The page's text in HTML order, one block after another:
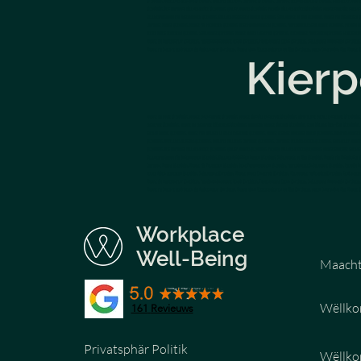
Workplace
Well-Being
161 Revieuws
Privatsphär Politik